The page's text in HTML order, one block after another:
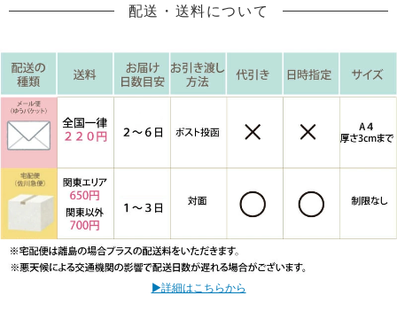
配送・送料について
▶詳細はこちらから